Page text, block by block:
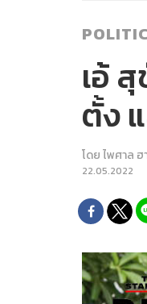
เอ้
ตั้ง
โดยไพศาล ฮ
22.05.2022